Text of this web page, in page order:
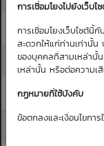
การเชื่อมโยงไปยังเว็บ
การเชื่อมโยงเว็บไซต์นี้
สะดวกให้แก่ท่านเท่านั้
ของบุคคลที่สามเหล่านั้
เหล่านั้น หรือต่อความเ
กฏหมายที่ใช้บังคับ
ข้อตกลงและเงื่อนไขกา
36.00 36.25
36.25 36.50
36.50 36.75
36.75 37.00